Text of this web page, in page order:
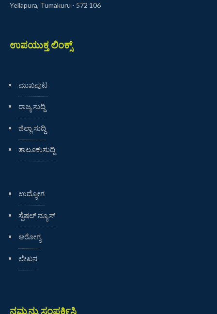
Yellapura, Tumakuru - 572 106
ಉಪಯುಕ್ತ ಲಿಂಕ್ಸ್
ಮುಖಪುಟ
ರಾಜ್ಯ ಸುದ್ದಿ
ಜಿಲ್ಲಾ ಸುದ್ದಿ
ತಾಲೂಕುಸುದ್ದಿ
ಉದ್ಯೋಗ
ಸ್ಪೆಷಲ್ ನ್ಯೂಸ್
ಆರೋಗ್ಯ
ಲೇಖನ
ನಮ್ಮನ್ನು ಸಂಪರ್ಕಿಸಿ